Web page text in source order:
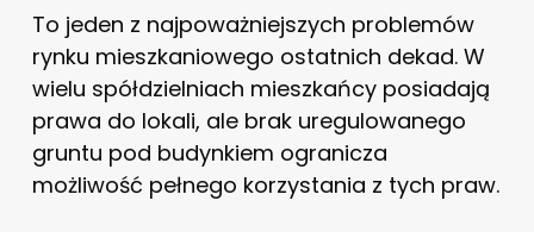
To jeden z najpoważniejszych problemów
rynku mieszkaniowego ostatnich dekad. W
wielu spółdzielniach mieszkańcy posiadają
prawa do lokali, ale brak uregulowanego
gruntu pod budynkiem ogranicza
możliwość pełnego korzystania z tych praw.